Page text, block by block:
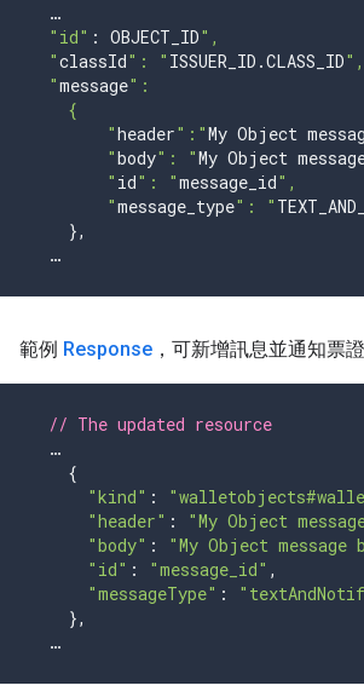
…
"id" : OBJECT_ID",
  "
classId": " ISSUER_ID .CLASS_ID",
  "
message":
    {
        "
header":"My Object
        "
body": "My Object
        "
id": "message_id",
        "
message_type": "
},
…
範例 Response ，可新增訊息並通知票
// The updated resource
{
"kind" :
"header" : "My Object
"body" :
"My Object
"id" : "message_id" ,
"messageType" :
},
…